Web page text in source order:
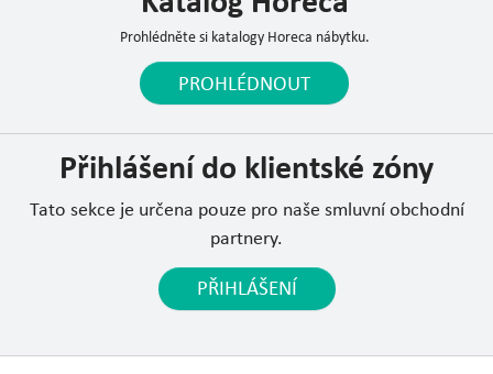
Prohlédněte si katalogy Horeca nábytku.
PROHLÉDNOUT
Přihlášení do klientské zóny
Tato sekce je určena pouze pro naše smluvní obchodní
partnery.
PŘIHLÁŠENÍ